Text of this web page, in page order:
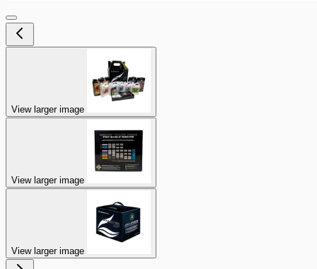
View larger image
View larger image
View larger image